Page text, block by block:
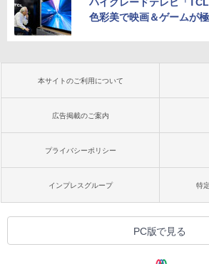
色彩美で映画＆ゲームが
本サイトのご利用について
広告掲載のご案内
プライバシーポリシー
インプレスグループ 特
PC版で見る